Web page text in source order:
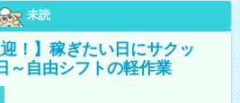
未読
！】稼ぎたい日にサクッ
～自由シフトの軽作業